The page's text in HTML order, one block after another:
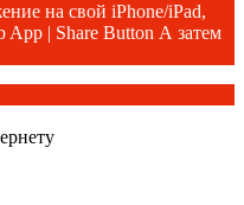
на свой iPhone/iPad,
А затем